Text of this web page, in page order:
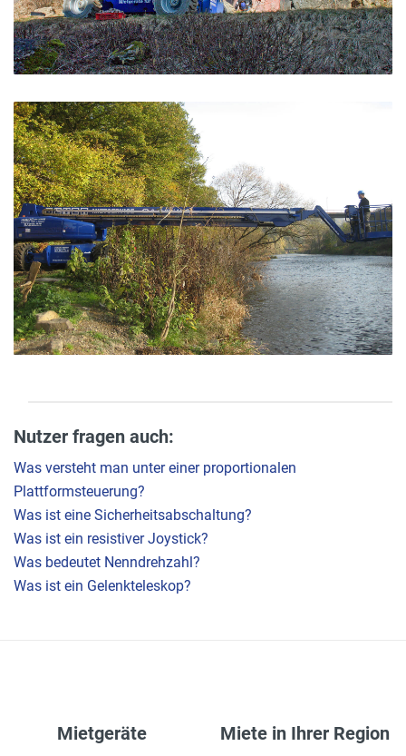
Nutzer fragen auch:
Was versteht man unter einer proportionalen
Plattformsteuerung?
Was ist eine Sicherheitsabschaltung?
Was ist ein resistiver Joystick?
Was bedeutet Nenndrehzahl?
Was ist ein Gelenkteleskop?
Mietgeräte Miete in Ihrer Region